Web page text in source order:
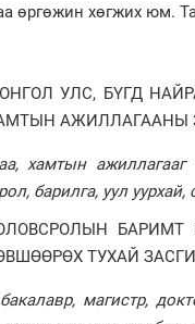
өргөжин хөгжих юм.
УЛС, БҮГД
АЖИЛЛАГААНЫ
хамтын
барилга, уул
БАРИМТ
ТУХАЙ
бакалавр, магистр,